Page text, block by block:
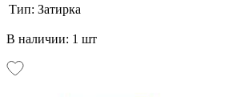
Тип: Затирка
В наличии: 1 шт